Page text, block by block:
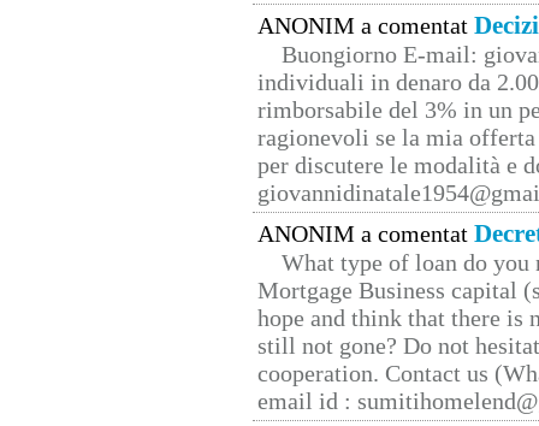
ANONIM a comentat
Buongiorno E-mail:
individuali in denaro da
rimborsabile del 3% in un
ragionevoli se la mia
per discutere le modalità e
ANONIM a comentat
What type of loan do you
Mortgage Business capital
hope and think that there is
still not gone? Do not
cooperation. Contact us
email id :